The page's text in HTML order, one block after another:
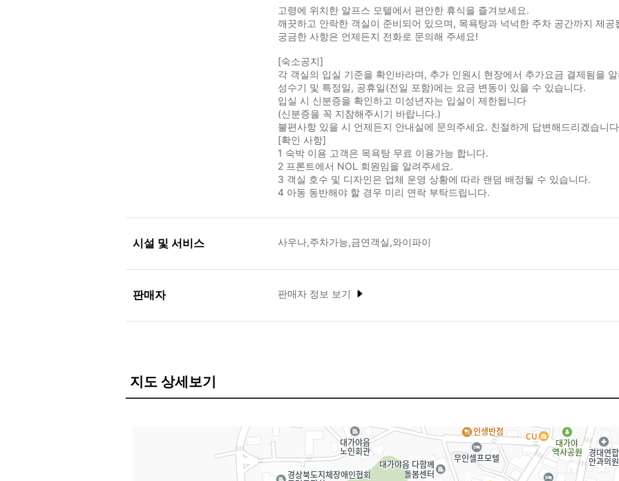
고령에 위치한 알프스 모텔에서 편안한 휴식을 즐겨보세요.
깨끗하고 안락한 객실이 준비되어 있으며, 목욕탕과 넉넉한 주차 공간까지 제공
궁금한 사항은 언제든지 전화로 문의해 주세요!
[숙소공지]
각 객실의 입실 기준을 확인바라며, 추가 인원시 현장에서 추가요금 결제됨을
성수기 및 특정일, 공휴일(전일 포함)에는 요금 변동이 있을 수 있습니다.
입실 시 신분증을 확인하고 미성년자는 입실이 제한됩니다
(신분증을 꼭 지참해주시기 바랍니다.)
불편사항 있을 시 언제든지 안내실에 문의주세요. 친절하게 답변해드리겠습니
[확인 사항]
1 숙박 이용 고객은 목욕탕 무료 이용가능 합니다.
2 프론트에서 NOL 회원임을 알려주세요.
3 객실 호수 및 디자인은 업체 운영 상황에 따라 랜덤 배정될 수 있습니다.
4 아동 동반해야 할 경우 미리 연락 부탁드립니다.
시설 및 서비스 사우나,주차가능,금연객실,와이파이
판매자 판매자 정보 보기
지도 상세보기